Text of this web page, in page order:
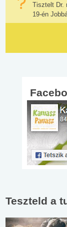
Tisztelt Dr.
19-én
Teszteld a